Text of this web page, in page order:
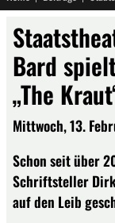
Bard
„The
Mittwoch, 13.
Schon seit über
Schriftsteller
auf den Leib